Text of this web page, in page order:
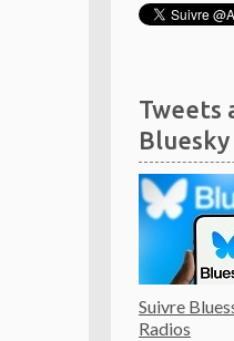
Tweets
Bluesky
Suivre
Radios